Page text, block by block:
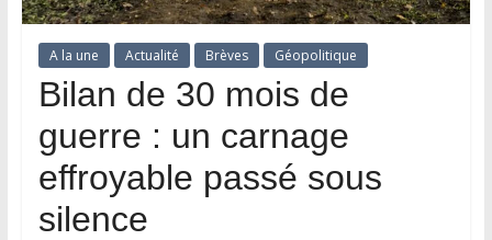
A la une Actualité Brèves Géopolitique
Bilan de 30 mois de
guerre : un carnage
effroyable passé sous
silence